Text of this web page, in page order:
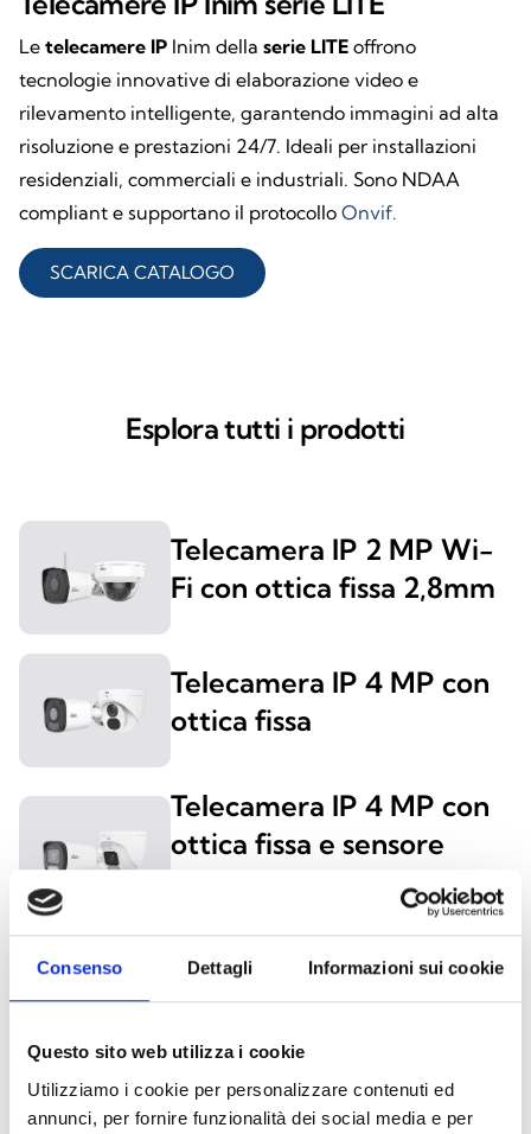
Consenso Dettagli Informazioni sui cookie
Questo sito web utilizza i cookie
Utilizziamo i cookie per personalizzare contenuti ed
annunci, per fornire funzionalità dei social media e per
Le telecamere IP Inim della serie LITE offrono
tecnologie innovative di elaborazione video e
rilevamento intelligente, garantendo immagini ad alta
risoluzione e prestazioni 24/7. Ideali per installazioni
residenziali, commerciali e industriali. Sono NDAA
compliant e supportano il protocollo Onvif.
SCARICA CATALOGO
Esplora tutti i prodotti
Telecamera IP 2 MP Wi-
Fi con ottica fissa 2,8mm
Telecamera IP 4 MP con
ottica fissa
Telecamera IP 4 MP con
ottica fissa e sensore
Telecamera IP 4 MP con
ottica motorizzata